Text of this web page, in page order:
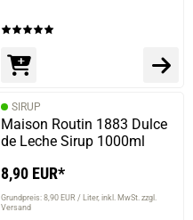
SIRUP
Maison Routin 1883 Dulce
de Leche Sirup 1000ml
8,90 EUR*
Grundpreis: 8,90 EUR / Liter inkl. MwSt. zzgl.
Versand